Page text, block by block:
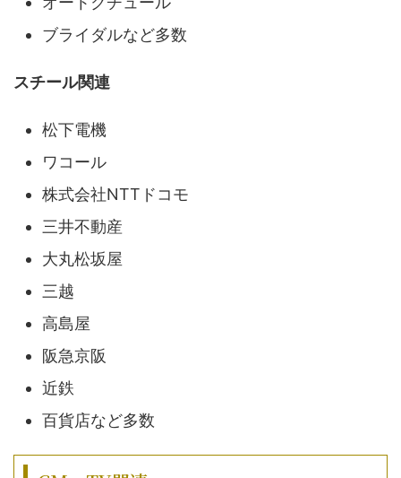
ブライダルなど多数
スチール関連
松下電機
ワコール
株式会社NTTドコモ
三井不動産
大丸松坂屋
三越
高島屋
阪急京阪
近鉄
百貨店など多数